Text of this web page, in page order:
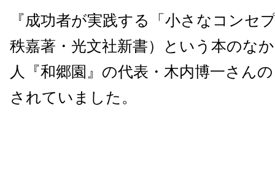
『成功者が実践する「小さなコンセ
秩嘉著・光文社新書）という本のな
人『和郷園』の代表・木内博一さん
されていました。